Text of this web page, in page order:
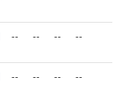
-- -- -- --
-- -- -- --